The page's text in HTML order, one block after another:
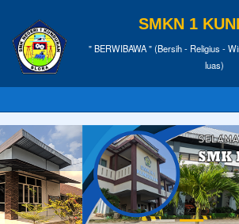
SMKN 1
" BERWIBAWA " (Bersih - Religius -
luas)